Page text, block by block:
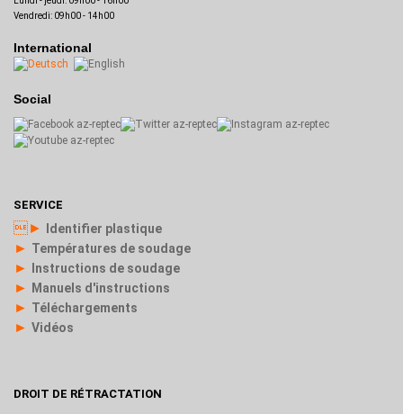
Vendredi: 09h00 - 14h00
International
Social
SERVICE
► Identifier plastique
► Températures de soudage
► Instructions de soudage
► Manuels d'instructions
► Téléchargements
► Vidéos
DROIT DE RÉTRACTATION